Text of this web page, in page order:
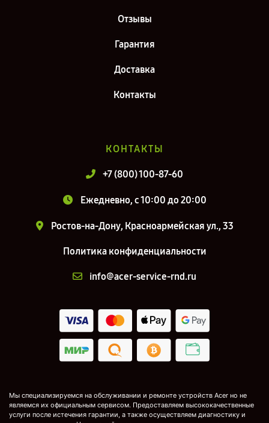
Отзывы
Гарантия
Доставка
Контакты
КОНТАКТЫ
+7 (800) 100-87-60
Ежедневно, с 10:00 до 20:00
Ростов-на-Дону, Красноармейская ул., 33
Политика конфиденциальности
info@acer-service-rnd.ru
Мы специализируемся на обслуживании и ремонте устройств Acer но не
являемся их официальным сервисом. Предоставляем высококачественные
услуги после истечения гарантии, а также осуществляем диагностику и